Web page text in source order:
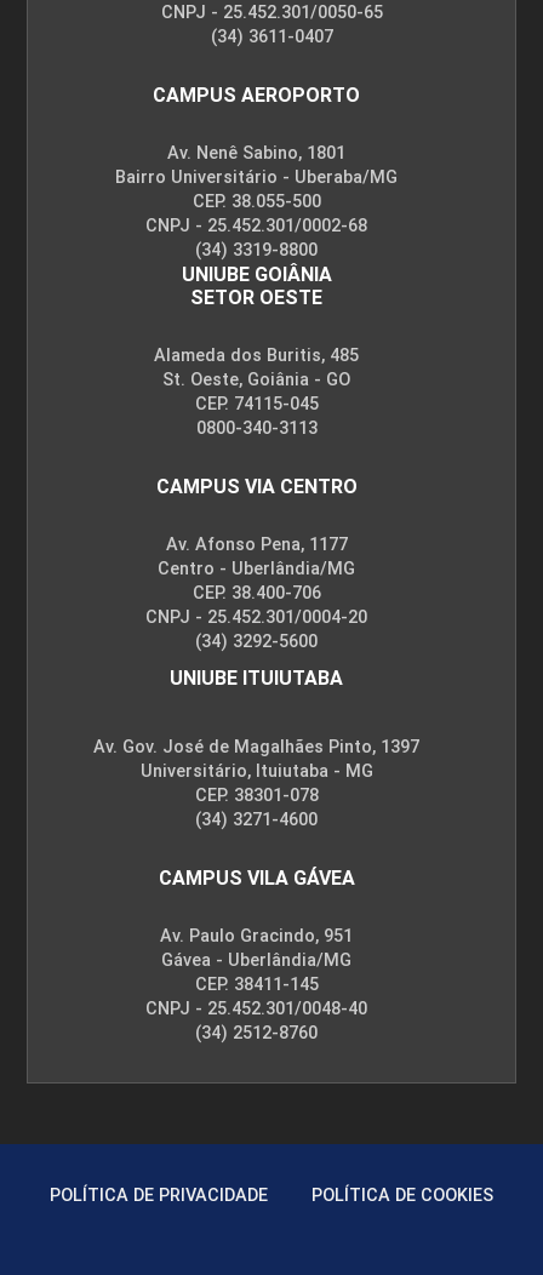
CNPJ - 25.452.301/0050-65
(34) 3611-0407
CAMPUS AEROPORTO
Av. Nenê Sabino, 1801
Bairro Universitário - Uberaba/MG
CEP. 38.055-500
CNPJ - 25.452.301/0002-68
(34) 3319-8800
UNIUBE GOIÂNIA
SETOR OESTE
Alameda dos Buritis, 485
St. Oeste, Goiânia - GO
CEP. 74115-045
0800-340-3113
CAMPUS VIA CENTRO
Av. Afonso Pena, 1177
Centro - Uberlândia/MG
CEP. 38.400-706
CNPJ - 25.452.301/0004-20
(34) 3292-5600
UNIUBE ITUIUTABA
Av. Gov. José de Magalhães Pinto, 1397
Universitário, Ituiutaba - MG
CEP. 38301-078
(34) 3271-4600
CAMPUS VILA GÁVEA
Av. Paulo Gracindo, 951
Gávea - Uberlândia/MG
CEP. 38411-145
CNPJ - 25.452.301/0048-40
(34) 2512-8760
POLÍTICA DE PRIVACIDADE POLÍTICA DE COOKIES